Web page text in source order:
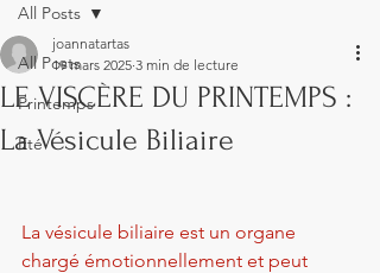
All Posts
Printemps
Eté
All Posts
LE VISCÈRE DU PRINTEMPS :
La Vésicule Biliaire
joannatartas
19 mars 2025 3 min de lecture
La vésicule biliaire est un organe
chargé émotionnellement et peut